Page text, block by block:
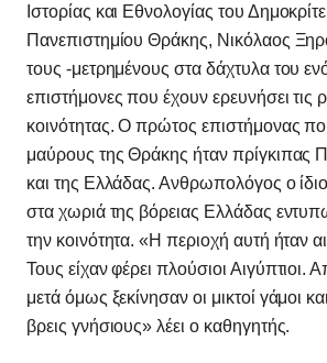
Ιστορίας και Εθνολογίας του
Πανεπιστημίου Θράκης, Νικόλαος
τους -μετρημένους στα δάχτυλα του
επιστήμονες που έχουν ερευνήσει τις
κοινότητας. Ο πρώτος επιστήμονας
μαύρους της Θράκης ήταν πρίγκιπας
και της Ελλάδας. Ανθρωπολόγος ο
στα χωριά της βόρειας Ελλάδας
την κοινότητα. «Η περιοχή αυτή ήταν
Τους είχαν φέρει πλούσιοι Αιγύπτιοι.
μετά όμως ξεκίνησαν οι μικτοί γάμοι
βρεις γνήσιους» λέει ο καθηγητής.